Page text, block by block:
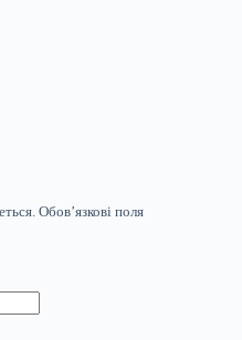
Обов’язкові поля